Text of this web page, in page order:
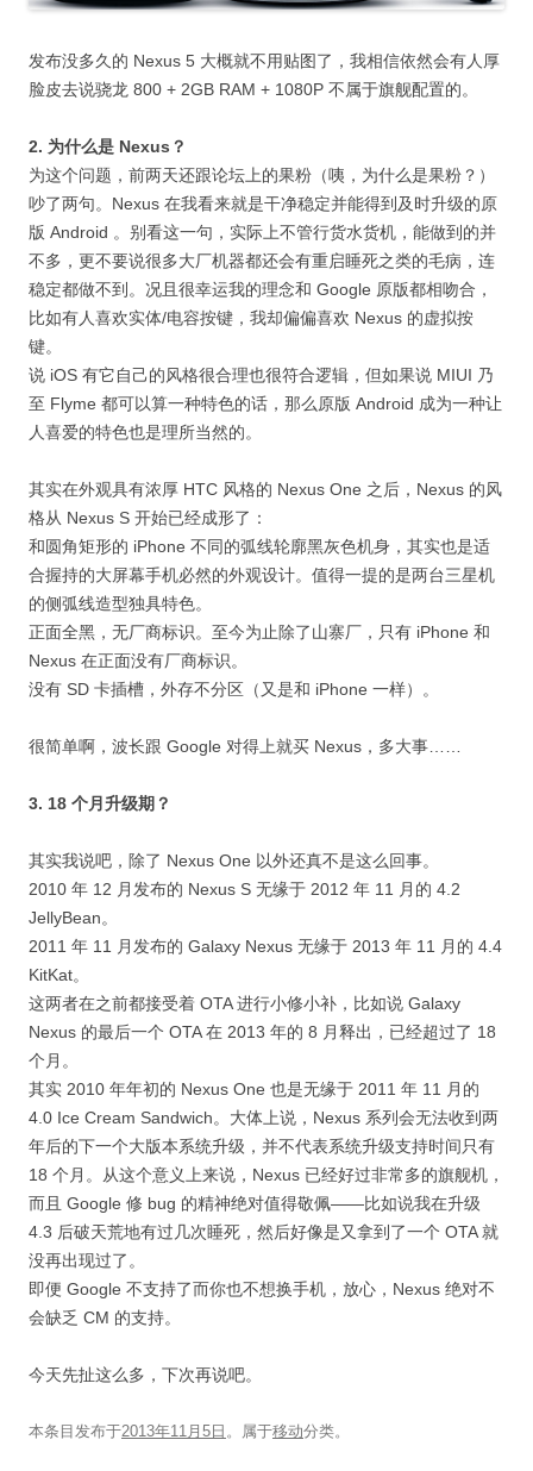
发布没多久的 Nexus 5 大概就不用贴图了，我相信依然会有人厚
脸皮去说骁龙 800 + 2GB RAM + 1080P 不属于旗舰配置的。
2. 为什么是 Nexus？
为这个问题，前两天还跟论坛上的果粉（咦，为什么是果粉？）
吵了两句。Nexus 在我看来就是干净稳定并能得到及时升级的原
版 Android 。别看这一句，实际上不管行货水货机，能做到的并
不多，更不要说很多大厂机器都还会有重启睡死之类的毛病，连
稳定都做不到。况且很幸运我的理念和 Google 原版都相吻合，
比如有人喜欢实体/电容按键，我却偏偏喜欢 Nexus 的虚拟按
键。
说 iOS 有它自己的风格很合理也很符合逻辑，但如果说 MIUI 乃
至 Flyme 都可以算一种特色的话，那么原版 Android 成为一种让
人喜爱的特色也是理所当然的。
其实在外观具有浓厚 HTC 风格的 Nexus One 之后，Nexus 的风
格从 Nexus S 开始已经成形了：
和圆角矩形的 iPhone 不同的弧线轮廓黑灰色机身，其实也是适
合握持的大屏幕手机必然的外观设计。值得一提的是两台三星机
的侧弧线造型独具特色。
正面全黑，无厂商标识。至今为止除了山寨厂，只有 iPhone 和
Nexus 在正面没有厂商标识。
没有 SD 卡插槽，外存不分区（又是和 iPhone 一样）。
很简单啊，波长跟 Google 对得上就买 Nexus，多大事……
3. 18 个月升级期？
其实我说吧，除了 Nexus One 以外还真不是这么回事。
2010 年 12 月发布的 Nexus S 无缘于 2012 年 11 月的 4.2
JellyBean。
2011 年 11 月发布的 Galaxy Nexus 无缘于 2013 年 11 月的 4.4
KitKat。
这两者在之前都接受着 OTA 进行小修小补，比如说 Galaxy
Nexus 的最后一个 OTA 在 2013 年的 8 月释出，已经超过了 18
个月。
其实 2010 年年初的 Nexus One 也是无缘于 2011 年 11 月的
4.0 Ice Cream Sandwich。大体上说，Nexus 系列会无法收到两
年后的下一个大版本系统升级，并不代表系统升级支持时间只有
18 个月。从这个意义上来说，Nexus 已经好过非常多的旗舰机，
而且 Google 修 bug 的精神绝对值得敬佩——比如说我在升级
4.3 后破天荒地有过几次睡死，然后好像是又拿到了一个 OTA 就
没再出现过了。
即便 Google 不支持了而你也不想换手机，放心，Nexus 绝对不
会缺乏 CM 的支持。
今天先扯这么多，下次再说吧。
本条目发布于2013年11月5日 。属于移动分类。